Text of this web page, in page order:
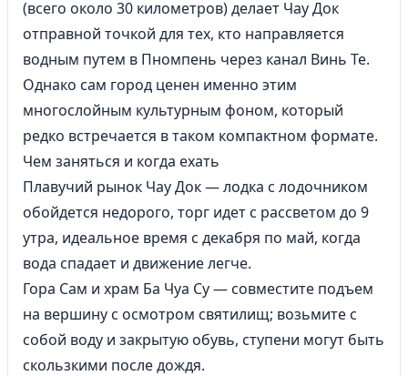
(всего около 30 километров) делает Чау Док
отправной точкой для тех, кто направляется
водным путем в Пномпень через канал Винь Те.
Однако сам город ценен именно этим
многослойным культурным фоном, который
редко встречается в таком компактном формате.
Чем заняться и когда ехать
Плавучий рынок Чау Док — лодка с лодочником
обойдется недорого, торг идет с рассветом до 9
утра, идеальное время с декабря по май, когда
вода спадает и движение легче.
Гора Сам и храм Ба Чуа Су — совместите подъем
на вершину с осмотром святилищ; возьмите с
собой воду и закрытую обувь, ступени могут быть
скользкими после дождя.